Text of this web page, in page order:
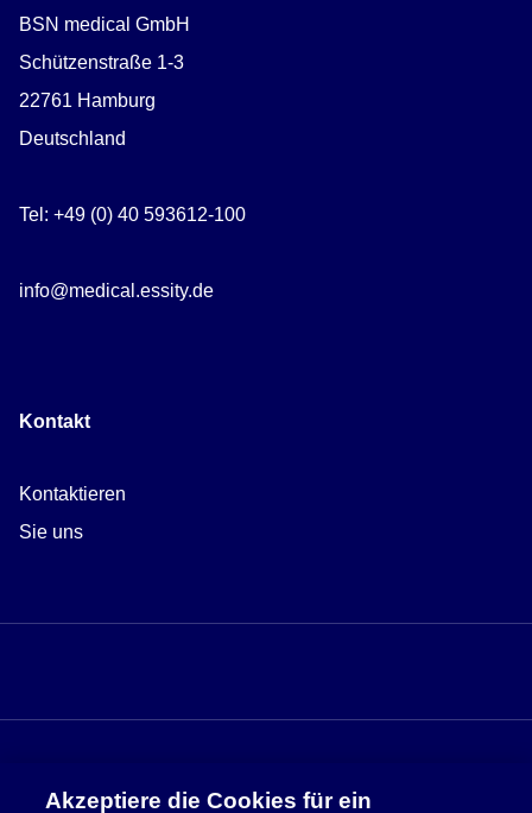
BSN medical GmbH
Schützenstraße 1-3
22761 Hamburg
Deutschland
Tel: +49 (0) 40 593612-100
info@medical.essity.de
Kontakt
Kontaktieren
Sie uns
Akzeptiere die Cookies für ein